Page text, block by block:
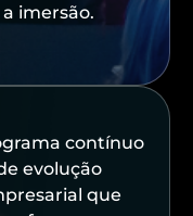
a imersão.
contínuo
evolução
que